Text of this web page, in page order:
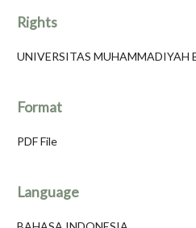
Rights
UNIVERSITAS MUHAMMADIYAH
Format
PDF File
Language